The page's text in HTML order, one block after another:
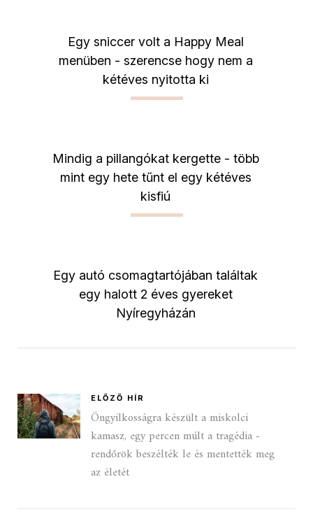
Egy sniccer volt a Happy Meal
menüben - szerencse hogy nem a
kétéves nyitotta ki
Mindig a pillangókat kergette - több
mint egy hete tűnt el egy kétéves
kisfiú
Egy autó csomagtartójában találtak
egy halott 2 éves gyereket
Nyíregyházán
ELŐZŐ HÍR
Öngyilkosságra készült a miskolci
kamasz, egy percen múlt a tragédia -
rendőrök beszélték le és mentették meg
az életét